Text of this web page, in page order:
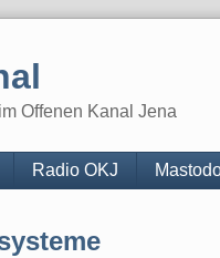
Offenen Kanal Jena
Radio OKJ